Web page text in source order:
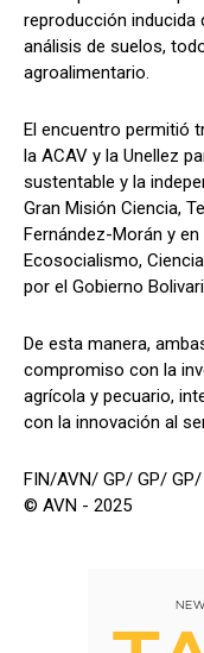
reproducción
análisis de suelos,
agroalimentario.
El encuentro permitió
la ACAV y la Unellez
sustentable y la
Gran Misión Ciencia,
Fernández-Morán y
Ecosocialismo,
por el Gobierno
De esta manera,
compromiso con la
agrícola y pecuario,
con la innovación al
FIN/AVN/ GP/ GP/
© AVN - 2025